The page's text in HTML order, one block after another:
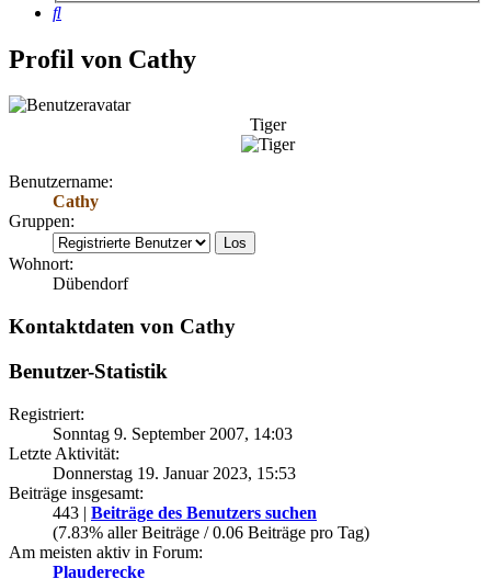
Suche
Profil von Cathy
Tiger
Benutzername:
Cathy
Gruppen:
Wohnort:
Dübendorf
Kontaktdaten von Cathy
Benutzer-Statistik
Registriert:
Sonntag 9. September 2007, 14:03
Letzte Aktivität:
Donnerstag 19. Januar 2023, 15:53
Beiträge insgesamt:
443 | Beiträge des Benutzers suchen
(7.83% aller Beiträge / 0.06 Beiträge pro Tag)
Am meisten aktiv in Forum:
Plauderecke